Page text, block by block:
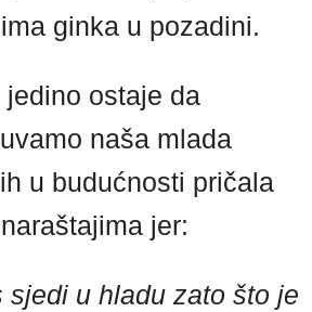
ginka u pozadini.
jedino ostaje da
naša mlada
u budućnosti pričala
jer:
sjedi u hladu zato što je